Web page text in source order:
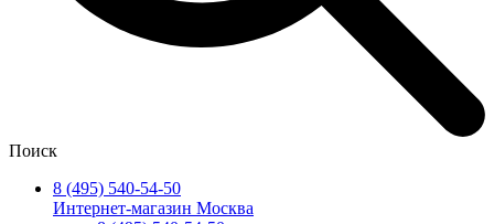
Поиск
8 (495) 540-54-50
Интернет-магазин Москва